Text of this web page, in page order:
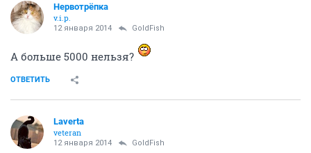
Нервотрёпка
v.i.p.
12 января 2014 GoldFish
А больше 5000 нельзя?
ОТВЕТИТЬ
Laverta
veteran
12 января 2014 GoldFish